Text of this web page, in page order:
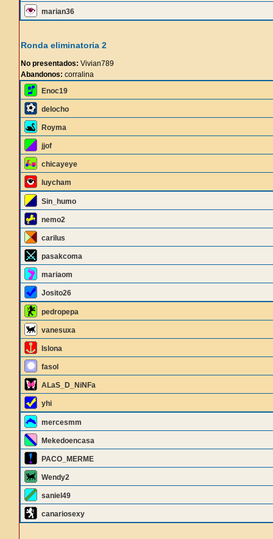
marian36
Ronda eliminatoria 2
No presentados: Vivian789
Abandonos: corralina
Enoc19
delocho
Royma
jjof
chicayeye
luycham
Sin_humo
nemo2
carilus
pasakcoma
mariaom
Josito26
pedropepa
vanesuxa
Islona
fasol
ALaS_D_NiNFa
yhi
mercesmm
Mekedoencasa
PACO_MERME
Wendy2
saniel49
canariosexy